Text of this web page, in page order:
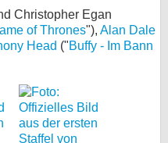
Christopher Egan
of Thrones"), Alan Dale
Head ("Buffy - Im Bann
Einstellungen